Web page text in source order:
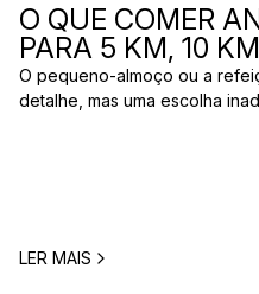
O QUE COMER
PARA 5 KM, 10
O pequeno-almoço ou a
detalhe, mas uma escolha
LER MAIS